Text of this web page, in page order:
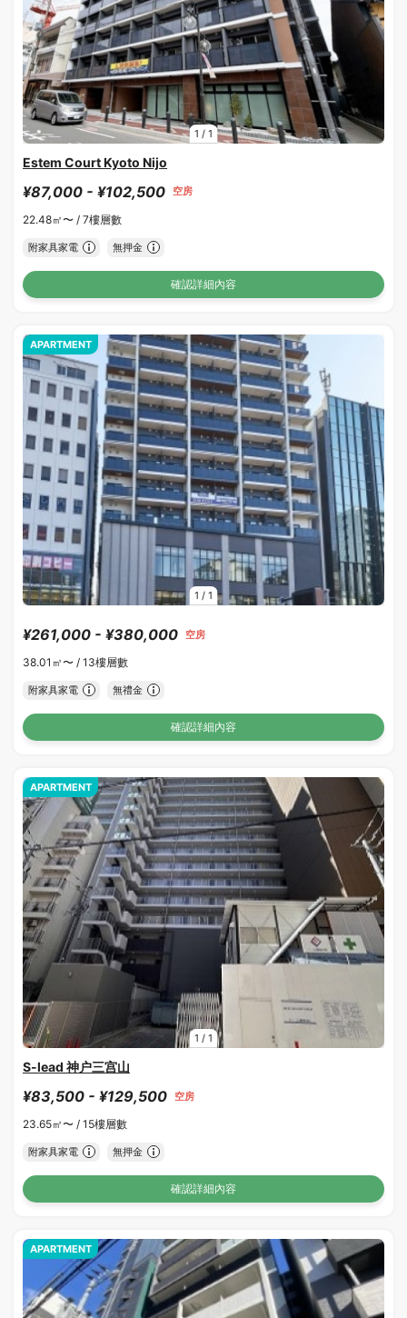
1 / 1
Estem Court Kyoto Nijo
¥87,000 - ¥102,500 空房
22.48㎡〜 / 7樓層數
附家具家電 無押金
確認詳細內容
1 / 1
APARTMENT
¥261,000 - ¥380,000 空房
38.01㎡〜 / 13樓層數
附家具家電 無禮金
確認詳細內容
1 / 1
APARTMENT
S-lead 神户三宫山
¥83,500 - ¥129,500 空房
23.65㎡〜 / 15樓層數
附家具家電 無押金
確認詳細內容
APARTMENT